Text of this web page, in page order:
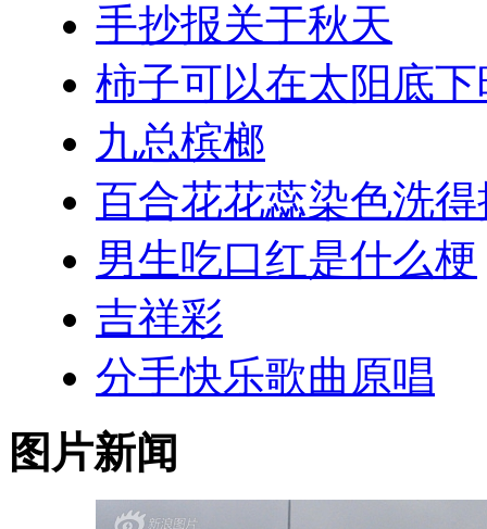
手抄报关于秋天
柿子可以在太阳底
九总槟榔
百合花花蕊染色洗
男生吃口红是什么梗
吉祥彩
分手快乐歌曲原唱
图片新闻